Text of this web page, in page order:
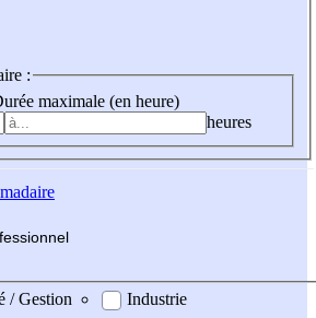
:
maximale (en heure)
heures
fessionnel
/ Gestion
Industrie